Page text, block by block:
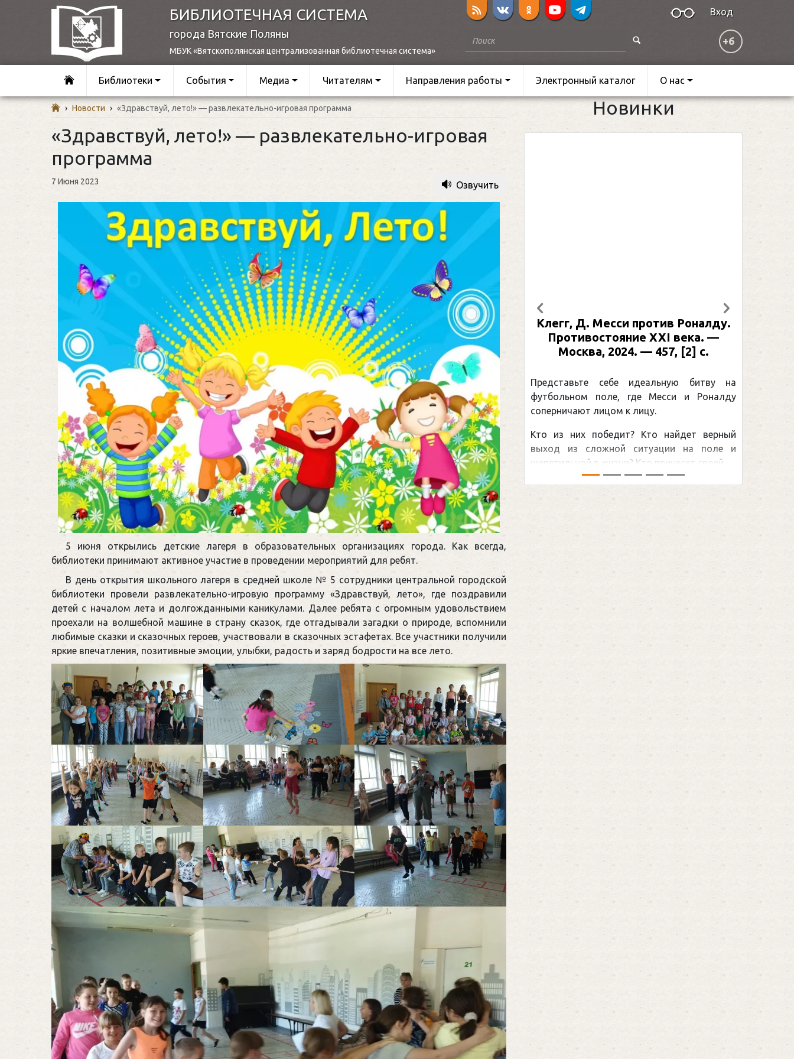
БИБЛИОТЕЧНАЯ СИСТЕМА
города Вятские Поляны
МБУК «Вятскополянская централизованная библиотечная система»
Вход
+6
Библиотеки События Медиа Читателям Направления работы Электронный каталог О нас
› Новости › «Здравствуй, лето!» — развлекательно-игровая программа
«Здравствуй, лето!» — развлекательно-игровая
программа
7 Июня 2023 Озвучить
5 июня открылись детские лагеря в образовательных организациях города. Как всегда,
библиотеки принимают активное участие в проведении мероприятий для ребят.
В день открытия школьного лагеря в средней школе № 5 сотрудники центральной городской
библиотеки провели развлекательно-игровую программу «Здравствуй, лето», где поздравили
детей с началом лета и долгожданными каникулами. Далее ребята с огромным удовольствием
проехали на волшебной машине в страну сказок, где отгадывали загадки о природе, вспомнили
любимые сказки и сказочных героев, участвовали в сказочных эстафетах. Все участники получили
яркие впечатления, позитивные эмоции, улыбки, радость и заряд бодрости на все лето.
Новинки
Клегг, Д. Месси против Роналду.
Противостояние XXI века. —
Москва, 2024. — 457, [2] с.
Представьте себе идеальную битву на
футбольном поле, где Месси и Роналду
соперничают лицом к лицу.
Кто из них победит? Кто найдет верный
выход из сложной ситуации на поле и
щепетильной в жизни? Кто принесет своей ...
Рабинер, И. Я. Александр Овечкин
: иллюстрированная биография. —
Москва, 2024 (макет 2025). — 133,
Спорт)
принадлежит великому канадцу Уэйну
Гретцки, — едва ли не самая обсуждаемая
хоккейная тема последних лет в мире.Перед
сезоном Национальной хоккейной лиги — ...
Предыдущий Следующий